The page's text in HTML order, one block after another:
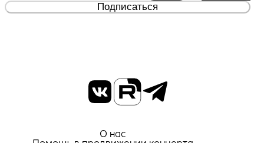
Подписаться
О нас